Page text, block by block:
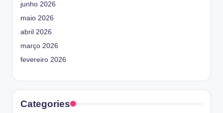
junho 2026
maio 2026
abril 2026
março 2026
fevereiro 2026
Categories